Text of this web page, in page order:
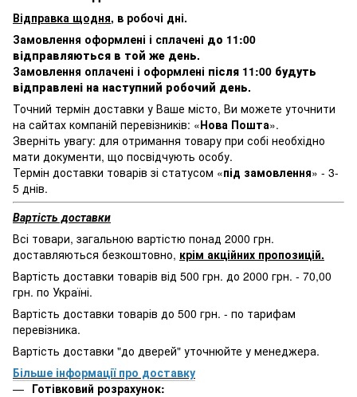
Відправка щодня, в робочі дні.
Замовлення оформлені і сплачені до 11:00
відправляються в той же день.
Замовлення оплачені і оформлені після 11:00 будуть
відправлені на наступний робочий день.
Точний термін доставки у Ваше місто, Ви можете уточнити
на сайтах компаній перевізників: «Нова Пошта».
Зверніть увагу: для отримання товару при собі необхідно
мати документи, що посвідчують особу.
Термін доставки товарів зі статусом «під замовлення» - 3-
5 днів.
Вартість доставки
Всі товари, загальною вартістю понад 2000 грн.
доставляються безкоштовно, крім акційних пропозицій.
Вартість доставки товарів від 500 грн. до 2000 грн. - 70,00
грн. по Україні.
Вартість доставки товарів до 500 грн. - по тарифам
перевізника.
Вартість доставки "до дверей" уточнюйте у менеджера.
Більше інформації про доставку
Готівковий розрахунок: